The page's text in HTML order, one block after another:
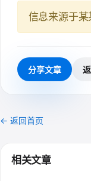
信息来源于某
分享文章
← 返回首页
相关文章